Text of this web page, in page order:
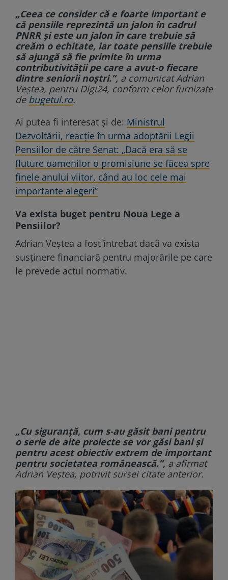
„Ceea ce consider că e foarte important e
că pensiile reprezintă un jalon în cadrul
PNRR şi este un jalon în care trebuie să
creăm o echitate, iar toate pensiile trebuie
să ajungă să fie primite în urma
contributivităţii pe care a avut-o fiecare
dintre seniorii noştri.”, a comunicat Adrian
Veștea, pentru Digi24, conform celor furnizate
de bugetul.ro.
Ai putea fi interesat și de: Ministrul
Dezvoltării, reacție în urma adoptării Legii
Pensiilor de către Senat: „Dacă era să se
fluture oamenilor o promisiune se făcea spre
finele anului viitor, când au loc cele mai
importante alegeri”
Va exista buget pentru Noua Lege a
Pensiilor?
Adrian Veștea a fost întrebat dacă va exista
susținere financiară pentru majorările pe care
le prevede actul normativ.
„Cu siguranţă, cum s-au găsit bani pentru
o serie de alte proiecte se vor găsi bani şi
pentru acest obiectiv extrem de important
pentru societatea românească.”, a afirmat
Adrian Veștea, potrivit sursei citate anterior.